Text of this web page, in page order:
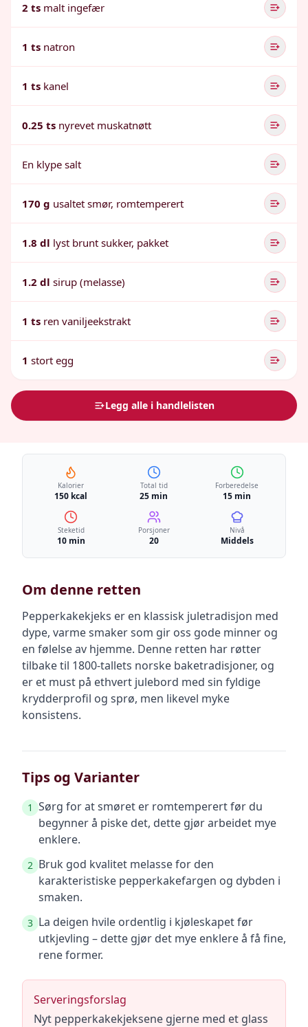
2 ts malt ingefær
1 ts natron
1 ts kanel
0.25 ts nyrevet muskatnøtt
En klype salt
170 g usaltet smør, romtemperert
1.8 dl lyst brunt sukker, pakket
1.2 dl sirup (melasse)
1 ts ren vaniljeekstrakt
1 stort egg
Legg alle i handlelisten
Kalorier
150 kcal
Total tid
25 min
Forberedelse
15 min
Steketid
10 min
Porsjoner
20
Nivå
Middels
Om denne retten
Pepperkakekjeks er en klassisk juletradisjon med
dype, varme smaker som gir oss gode minner og
en følelse av hjemme. Denne retten har røtter
tilbake til 1800-tallets norske baketradisjoner, og
er et must på ethvert julebord med sin fyldige
krydderprofil og sprø, men likevel myke
konsistens.
Tips og Varianter
1 Sørg for at smøret er romtemperert før du
begynner å piske det, dette gjør arbeidet mye
enklere.
2 Bruk god kvalitet melasse for den
karakteristiske pepperkakefargen og dybden i
smaken.
3 La deigen hvile ordentlig i kjøleskapet før
utkjevling – dette gjør det mye enklere å få fine,
rene former.
Serveringsforslag
Nyt pepperkakekjeksene gjerne med et glass